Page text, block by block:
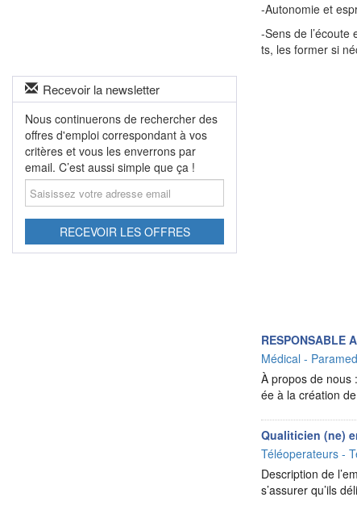
Recevoir la newsletter
Nous continuerons de rechercher des
offres d'emploi correspondant à vos
critères et vous les enverrons par
email. C’est aussi simple que ça !
Saisissez
votre
adresse
RECEVOIR LES OFFRES
-Autonomie et
-Sens de
ts, les former si
RESPONSABLE
Médical -
À propos de nous
ée à la création
Qualiticien (ne)
Téléoperateurs -
Description de
s’assurer qu’ils